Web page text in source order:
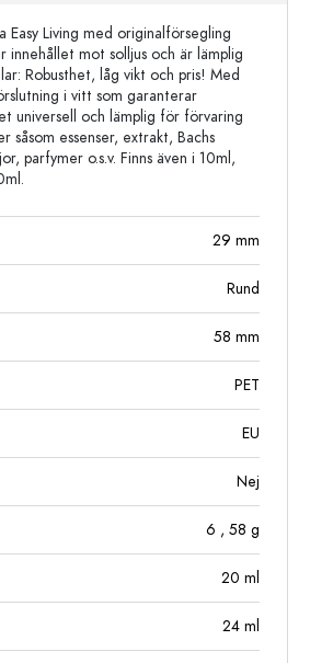
Easy Living med originalförsegling
innehållet mot solljus och är lämplig
Robusthet, låg vikt och pris! Med
i vitt som garanterar
universell och lämplig för förvaring
såsom essenser, extrakt, Bachs
parfymer o.s.v. Finns även i 10ml,
29 mm
Rund
58 mm
PET
EU
Nej
6 , 58 g
20 ml
24 ml